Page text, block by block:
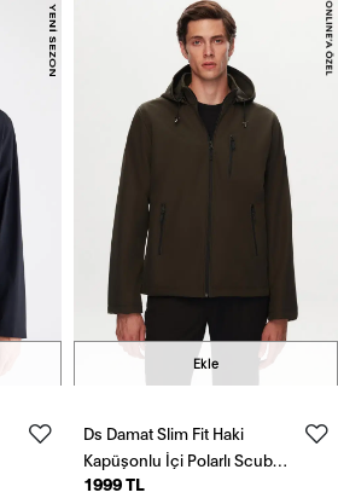
Ekle
Ds Damat Slim Fit Haki
Kapüşonlu İçi Polarlı Scuba
Mont
1999 TL